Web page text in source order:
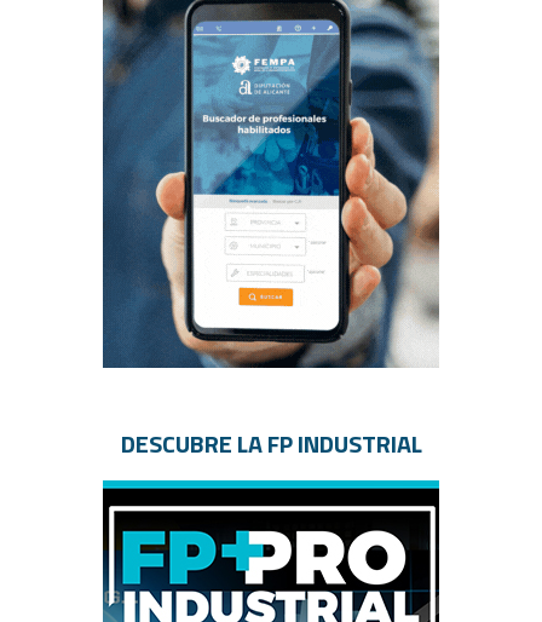
DESCUBRE LA FP INDUSTRIAL